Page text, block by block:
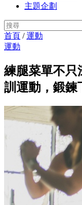
主題企劃
首頁 /運動
運動
練腿菜單不只
訓運動，鍛鍊